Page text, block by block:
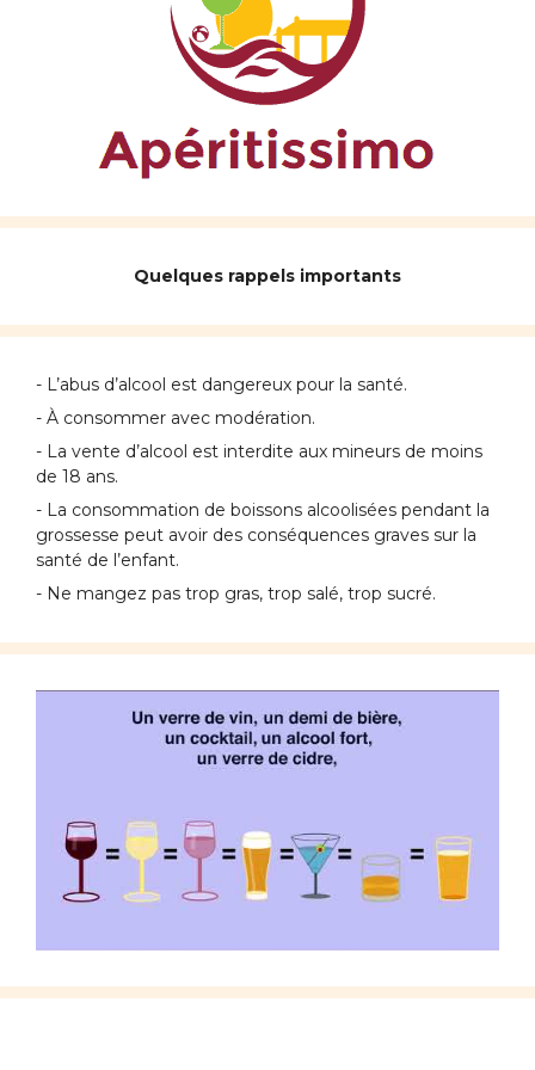
Quelques rappels importants
- L’abus d’alcool est dangereux pour la santé.
- À consommer avec modération.
- La vente d’alcool est interdite aux mineurs de moins
de 18 ans.
- La consommation de boissons alcoolisées pendant la
grossesse peut avoir des conséquences graves sur la
santé de l’enfant.
- Ne mangez pas trop gras, trop salé, trop sucré.